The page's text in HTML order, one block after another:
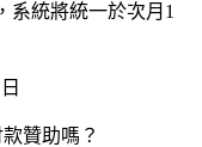
系統將統一於次月1
贊助嗎？